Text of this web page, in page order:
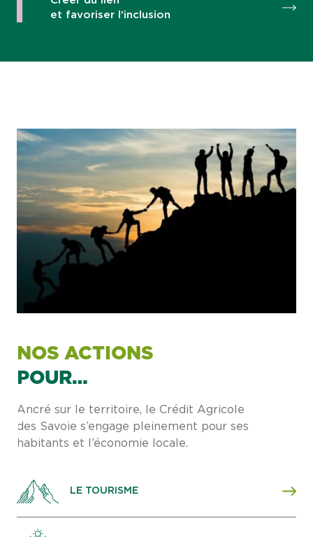
et favoriser l'inclusion
NOS ACTIONS
POUR…
Ancré sur le territoire, le Crédit Agricole
des Savoie s’engage pleinement pour ses
habitants et l’économie locale.
LE TOURISME